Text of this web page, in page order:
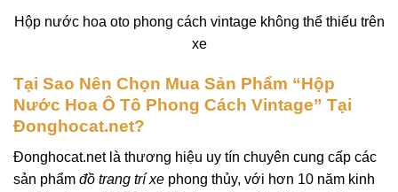
Hộp nước hoa oto phong cách vintage không thể thiếu trên
xe
Tại Sao Nên Chọn Mua Sản Phẩm “Hộp
Nước Hoa Ô Tô Phong Cách Vintage” Tại
Đonghocat.net?
Đonghocat.netlà thương hiệu uy tín chuyên cung cấp các
sản phẩm đồ trang trí xe phong thủy, với hơn 10 năm kinh